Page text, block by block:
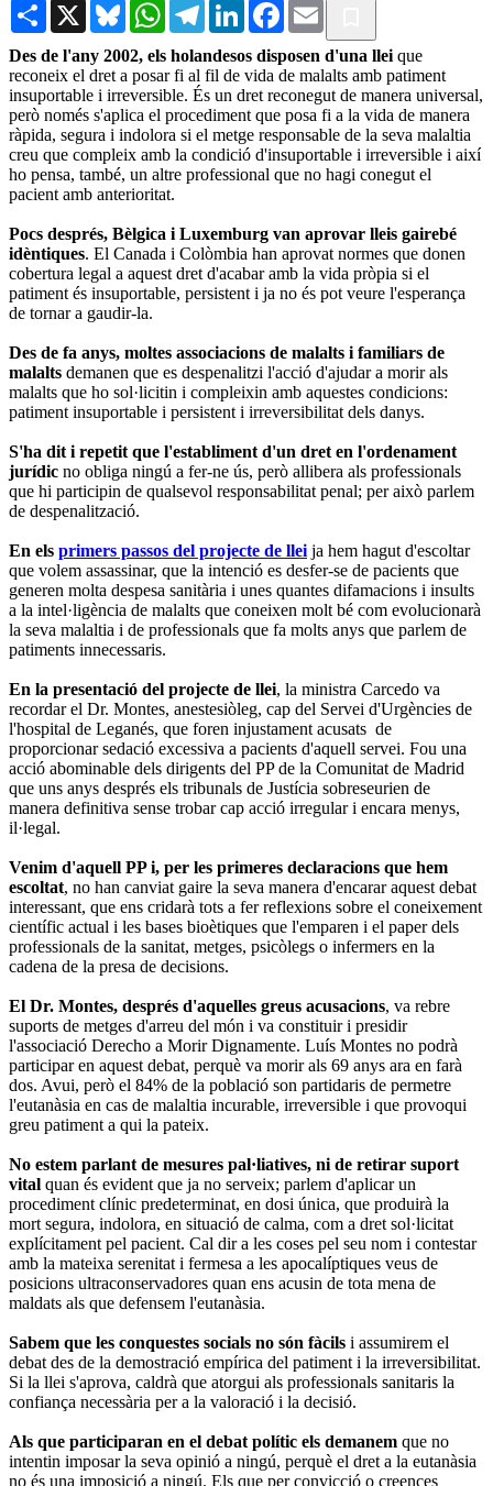
Share X BlueskyWhatsAppTelegramLinkedInFacebook
Email
Des de l'any 2002, els holandesos disposen d'una llei que
reconeix el dret a posar fi al fil de vida de malalts amb patiment
insuportable i irreversible. És un dret reconegut de manera universal,
però només s'aplica el procediment que posa fi a la vida de manera
ràpida, segura i indolora si el metge responsable de la seva malaltia
creu que compleix amb la condició d'insuportable i irreversible i així
ho pensa, també, un altre professional que no hagi conegut el
pacient amb anterioritat.
Pocs després, Bèlgica i Luxemburg van aprovar lleis gairebé
idèntiques. El Canada i Colòmbia han aprovat normes que donen
cobertura legal a aquest dret d'acabar amb la vida pròpia si el
patiment és insuportable, persistent i ja no és pot veure l'esperança
de tornar a gaudir-la.
Des de fa anys, moltes associacions de malalts i familiars de
malalts demanen que es despenalitzi l'acció d'ajudar a morir als
malalts que ho sol·licitin i compleixin amb aquestes condicions:
patiment insuportable i persistent i irreversibilitat dels danys.
S'ha dit i repetit que l'establiment d'un dret en l'ordenament
jurídic no obliga ningú a fer-ne ús, però allibera als professionals
que hi participin de qualsevol responsabilitat penal; per això parlem
de despenalització.
En els primers passos del projecte de llei ja hem hagut d'escoltar
que volem assassinar, que la intenció es desfer-se de pacients que
generen molta despesa sanitària i unes quantes difamacions i insults
a la intel·ligència de malalts que coneixen molt bé com evolucionarà
la seva malaltia i de professionals que fa molts anys que parlem de
patiments innecessaris.
En la presentació del projecte de llei, la ministra Carcedo va
recordar el Dr. Montes, anestesiòleg, cap del Servei d'Urgències de
l'hospital de Leganés, que foren injustament acusats de
proporcionar sedació excessiva a pacients d'aquell servei. Fou una
acció abominable dels dirigents del PP de la Comunitat de Madrid
que uns anys després els tribunals de Justícia sobreseurien de
manera definitiva sense trobar cap acció irregular i encara menys,
il·legal.
Venim d'aquell PP i, per les primeres declaracions que hem
escoltat, no han canviat gaire la seva manera d'encarar aquest debat
interessant, que ens cridarà tots a fer reflexions sobre el coneixement
científic actual i les bases bioètiques que l'emparen i el paper dels
professionals de la sanitat, metges, psicòlegs o infermers en la
cadena de la presa de decisions.
El Dr. Montes, després d'aquelles greus acusacions, va rebre
suports de metges d'arreu del món i va constituir i presidir
l'associació Derecho a Morir Dignamente. Luís Montes no podrà
participar en aquest debat, perquè va morir als 69 anys ara en farà
dos. Avui, però el 84% de la població son partidaris de permetre
l'eutanàsia en cas de malaltia incurable, irreversible i que provoqui
greu patiment a qui la pateix.
No estem parlant de mesures pal·liatives, ni de retirar suport
vital quan és evident que ja no serveix; parlem d'aplicar un
procediment clínic predeterminat, en dosi única, que produirà la
mort segura, indolora, en situació de calma, com a dret sol·licitat
explícitament pel pacient. Cal dir a les coses pel seu nom i contestar
amb la mateixa serenitat i fermesa a les apocalíptiques veus de
posicions ultraconservadores quan ens acusin de tota mena de
maldats als que defensem l'eutanàsia.
Sabem que les conquestes socials no són fàcils i assumirem el
debat des de la demostració empírica del patiment i la irreversibilitat.
Si la llei s'aprova, caldrà que atorgui als professionals sanitaris la
confiança necessària per a la valoració i la decisió.
Als que participaran en el debat polític els demanem que no
intentin imposar la seva opinió a ningú, perquè el dret a la eutanàsia
no és una imposició a ningú. Els que per convicció o creences